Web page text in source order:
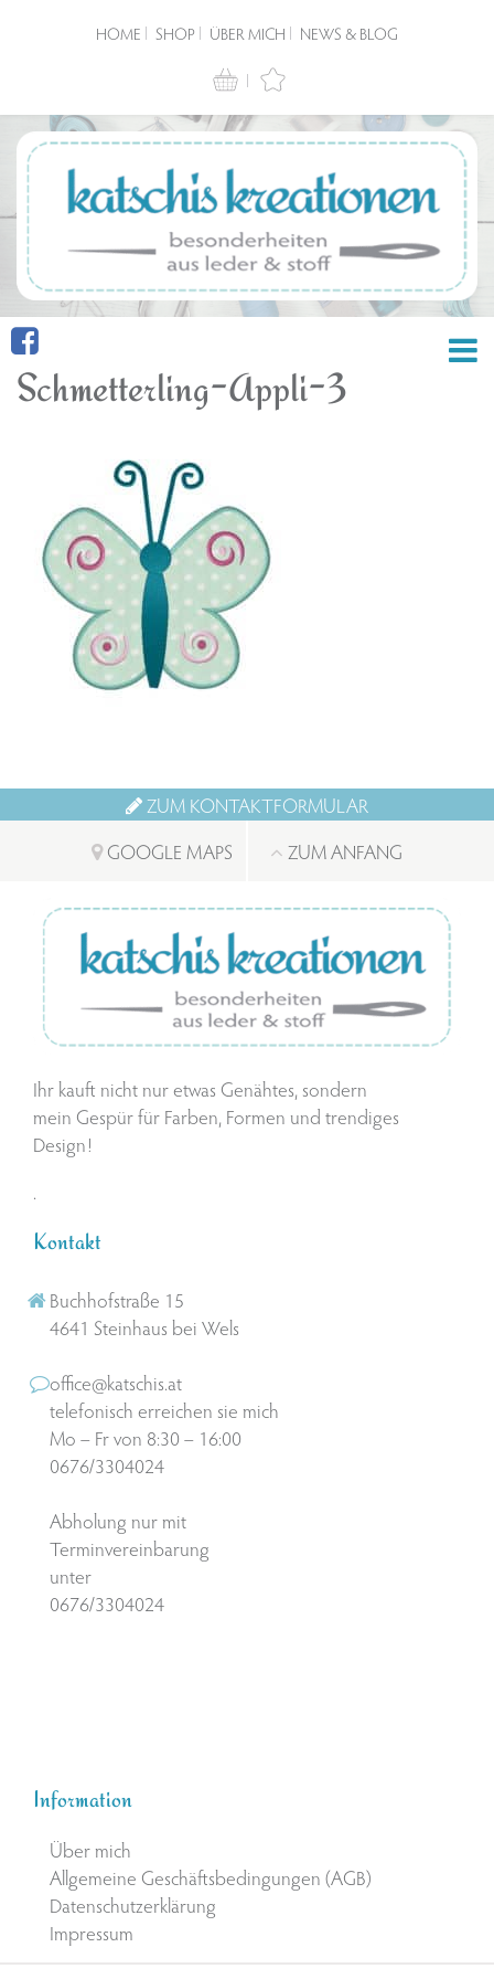
HOME SHOP ÜBER MICH NEWS & BLOG
Schmetterling-Appli-3
ZUM KONTAKTFORMULAR
GOOGLE MAPS
ZUM ANFANG
Ihr kauft nicht nur etwas Genähtes, sondern
mein Gespür für Farben, Formen und trendiges
Design!
.
Kontakt
Buchhofstraße 15
4641 Steinhaus bei Wels
office@katschis.at
telefonisch erreichen sie mich
Mo – Fr von 8:30 – 16:00
0676/3304024
Abholung nur mit
Terminvereinbarung
unter
0676/3304024
Information
Über mich
Allgemeine Geschäftsbedingungen (AGB)
Datenschutzerklärung
Impressum